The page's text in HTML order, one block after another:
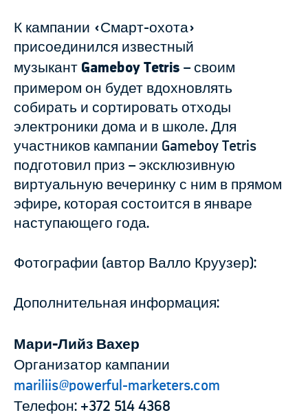
К кампании «Смарт-охота»
присоединился известный
музыкант Gameboy Tetris – своим
примером он будет вдохновлять
собирать и сортировать отходы
электроники дома и в школе. Для
участников кампании Gameboy Tetris
подготовил приз – эксклюзивную
виртуальную вечеринку с ним в прямом
эфире, которая состоится в январе
наступающего года.
Фотографии (автор Валло Круузер):
Дополнительная информация:
Мари-Лийз Вахер
Организатор кампании
mariliis@powerful-marketers.com
Телефон: +372 514 4368